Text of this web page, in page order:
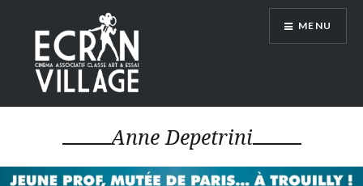
contenu
principal
ÉCRAN VILLAGE
MENU
Anne Depetrini